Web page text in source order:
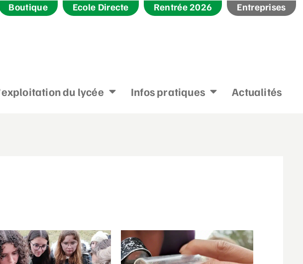
Boutique Ecole Directe Rentrée 2026 Entreprises
du lycée Infos pratiques Actualités